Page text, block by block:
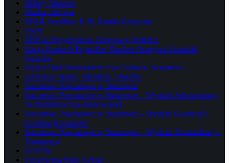
Sklepy Staszów
Służba zdrowia
SPAR Szydłów, P. W. Emilia Zarzycka
Sport
SPZOZ Przychodnia Zdrowia w Połańcu
Stacja Kontroli Pojazdów Trucker Grzegorz Stondzik
Staszów
Stajnia Nad Strumykiem Ewa Subocz, Korytnica
Stanisław Siatka, internista, Staszów
Starostwo Powiatowe w Staszowie
Starostwo Powiatowe w Staszowie – Wydział Administracji
Architektoniczno-Budowlanej
Starostwo Powiatowe w Staszowie – Wydział Geodezji i
Ewidencji Gruntów
Starostwo Powiatowe w Staszowie – Wydział Komunikacji i
Transportu
Staszów
Staszowska Buła Kebab